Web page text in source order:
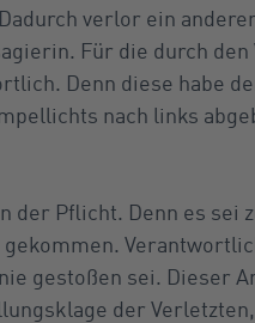
verlor ein
Für die durch
Denn diese habe
nach links
Pflicht. Denn es sei
gestoßen sei. Dieser
der